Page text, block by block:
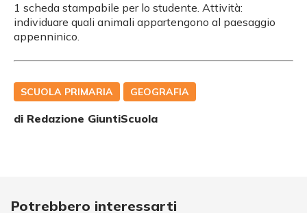
1 scheda stampabile per lo studente. Attività:
individuare quali animali appartengono al paesaggio
appenninico.
SCUOLA PRIMARIA GEOGRAFIA
di Redazione GiuntiScuola
Potrebbero interessarti